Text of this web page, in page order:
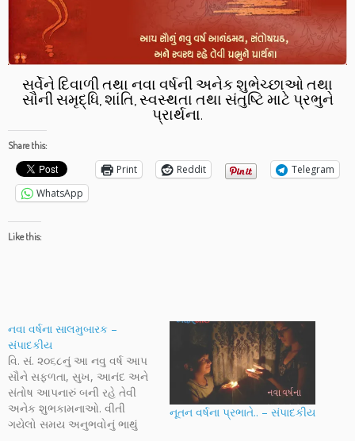
સર્વેને દિવાળી તથા નવા વર્ષની અનેક શુભેચ્છાઓ તથા
સૌની સમૃદ્ધિ, શાંતિ, સ્વસ્થતા તથા સંતુષ્ટિ માટે પ્રભુને
પ્રાર્થના.
Share this:
Print Reddit
Telegram
WhatsApp
Like this:
નવા વર્ષના સાલમુબારક –
સંપાદકીય
વિ. સં. ૨૦૬૮નું આ નવુ વર્ષ આપ
સૌને સફળતા, સુખ, આનંદ અને
સંતોષ આપનારું બની રહે તેવી
અનેક શુભકામનાઓ. વીતી
ગયેલો સમય અનુભવોનું ભાથું
નૂતન વર્ષના પ્રભાતે.. – સંપાદકીય